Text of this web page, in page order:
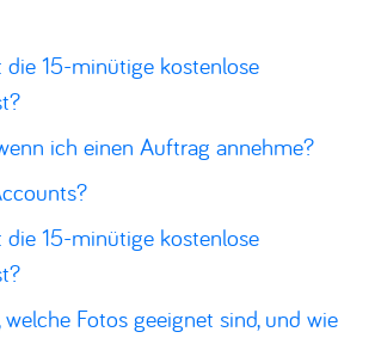
15-minütige kostenlose
ich einen Auftrag annehme?
15-minütige kostenlose
Fotos geeignet sind, und wie